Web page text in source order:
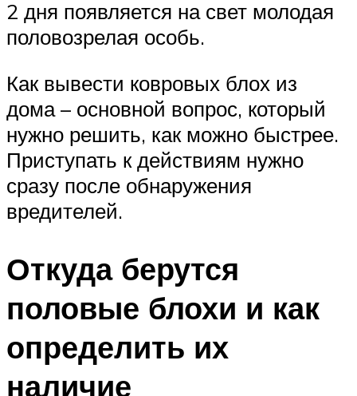
2 дня появляется на свет молодая
половозрелая особь.
Как вывести ковровых блох из
дома – основной вопрос, который
нужно решить, как можно быстрее.
Приступать к действиям нужно
сразу после обнаружения
вредителей.
Откуда берутся
половые блохи и как
определить их
наличие